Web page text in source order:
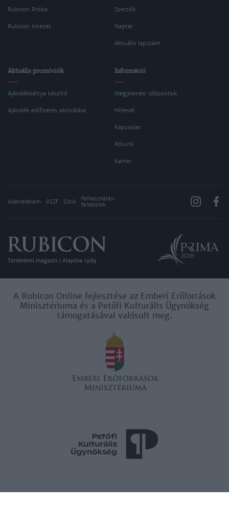
Rubicon Próba
Rubicon Intézet
Szerzők
Naptár
Aktuális lapszám
Aktuális promóciók
Ajándékkártya készítő
Ajándék előfizetés aktiválása
Információ
Megjelenési időpontok
Hírlevél
Kapcsolat
Rólunk
Karrier
Adatvédelem ÁSZF Sütik
Felhasználási
feltételek
Történelmi magazin / Alapítva 1989
A Rubicon Online fejlesztése az Emberi Erőforrások
Minisztériuma és a Petőfi Kulturális Ügynökség
támogatásával valósult meg.